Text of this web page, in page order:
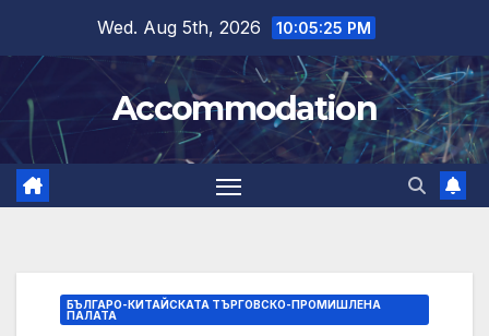
content
Wed. Aug 5th, 2026 10:05:26 PM
Accommodation
БЪЛГАРО-КИТАЙСКАТА ТЪРГОВСКО-ПРОМИШЛЕНА
ПАЛАТА